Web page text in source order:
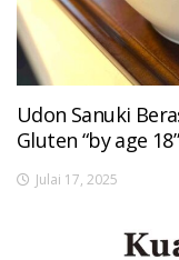
Udon Sanuki
Gluten “by age
Julai 17, 2025